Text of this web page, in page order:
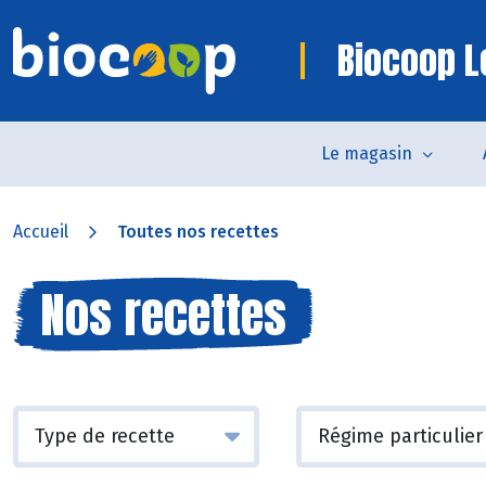
Biocoop
Le magasin
Accueil Toutes nos recettes
Nos recettes